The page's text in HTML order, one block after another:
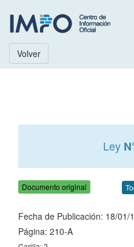
Volver
Ley
Documento original
Fecha de Publicación: 18/01/
Página: 210-A